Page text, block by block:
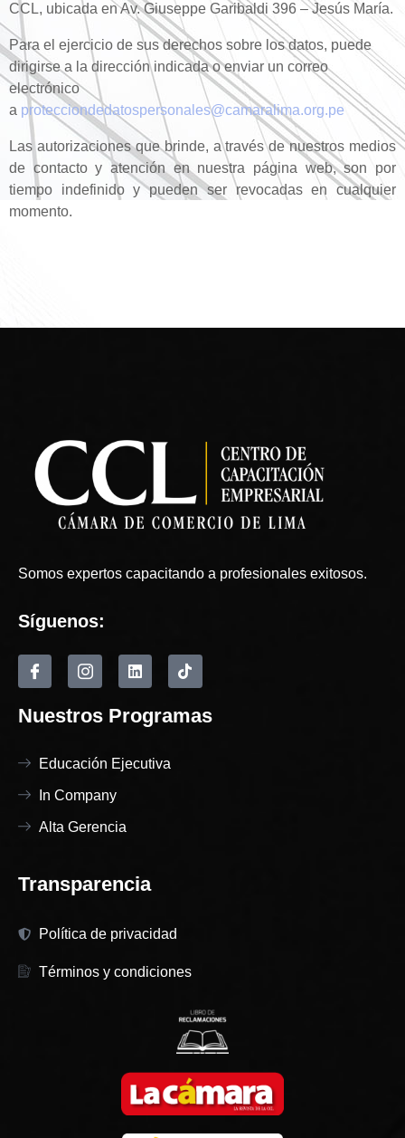
CCL, ubicada en Av. Giuseppe Garibaldi 396 – Jesús María.
Para el ejercicio de sus derechos sobre los datos, puede
dirigirse a la dirección indicada o enviar un correo
electrónico
a protecciondedatospersonales@camaralima.org.pe
Las autorizaciones que brinde, a través de nuestros medios
de contacto y atención en nuestra página web, son por
tiempo indefinido y pueden ser revocadas en cualquier
momento.
Somos expertos capacitando a profesionales exitosos.
Síguenos:
Nuestros Programas
Educación Ejecutiva
In Company
Alta Gerencia
Transparencia
Política de privacidad
Términos y condiciones